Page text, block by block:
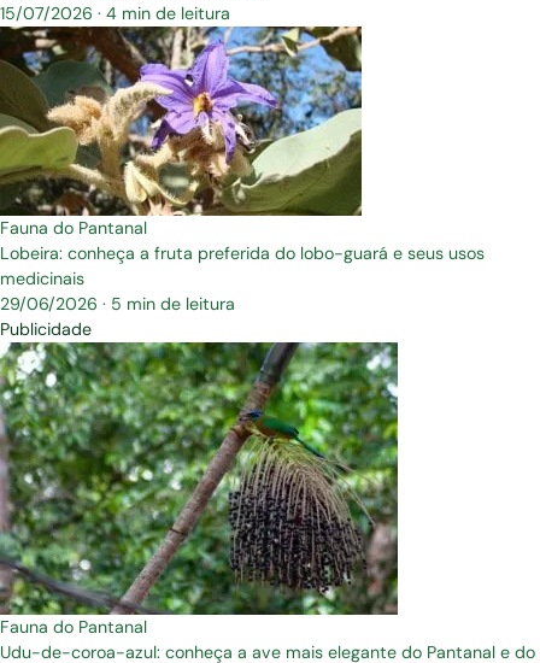
15/07/2026 · 4 min de leitura
Fauna do Pantanal
Lobeira: conheça a fruta preferida do lobo-guará e seus usos
medicinais
29/06/2026 · 5 min de leitura
Publicidade
Fauna do Pantanal
Udu-de-coroa-azul: conheça a ave mais elegante do Pantanal e do